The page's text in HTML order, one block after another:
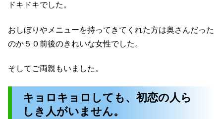
ドキドキでした。
おしぼりやメニューを持ってきてくれた方は奥さんだった
のか５０前後のきれいな女性でした。
そしてご両親もいました。
キョロキョロしても、初恋の人ら
しき人がいません。